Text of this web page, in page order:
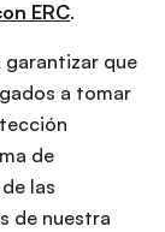
ERC.
garantizar que
a tomar
de
las
de nuestra